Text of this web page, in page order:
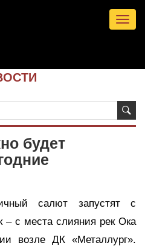
будет
салют запустят с
– с места слияния рек Ока
возле ДК «Металлург».